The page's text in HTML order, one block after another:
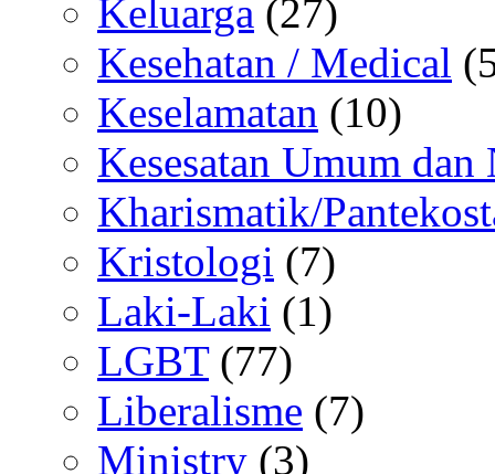
Keluarga (27)
Kesehatan / Medical
Keselamatan (10)
Kesesatan Umum dan
Kharismatik/
Kristologi (7)
Laki-Laki (1)
LGBT(77)
Liberalisme (7)
Ministry (3)